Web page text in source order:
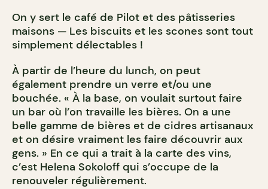
On y sert le café de Pilot et des pâtisseries
maisons — Les biscuits et les scones sont tout
simplement délectables !
À partir de l’heure du lunch, on peut
également prendre un verre et/ou une
bouchée. « À la base, on voulait surtout faire
un bar où l’on travaille les bières. On a une
belle gamme de bières et de cidres artisanaux
et on désire vraiment les faire découvrir aux
gens. » En ce qui a trait à la carte des vins,
c’est Helena Sokoloff qui s’occupe de la
renouveler régulièrement.